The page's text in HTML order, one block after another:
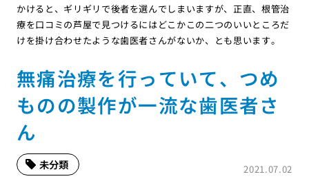
かけると、ギリギリで後者を選んでしまいますが、正直、根管治
療を口コミの芦屋で見つけるにはどこかこの二つのいいところだ
けを掛け合わせたような歯医者さんがないか、とも思います。
無痛治療を行っていて、つめ
ものの製作が一流な歯医者さ
ん
2021.07.02
未分類